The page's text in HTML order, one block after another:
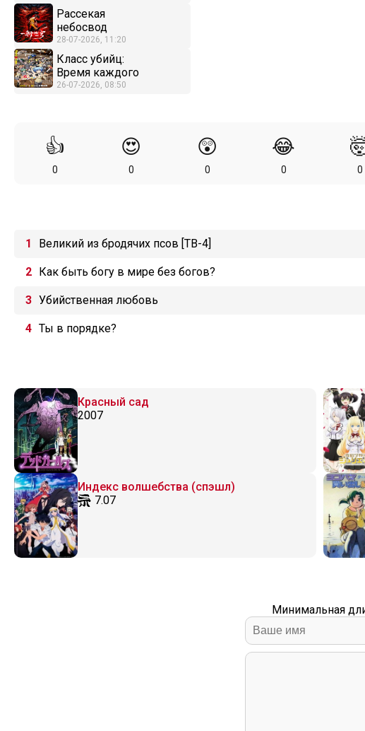
Рассекая
небосвод
28-07-2026, 11:20
Класс убийц:
Время каждого
26-07-2026, 08:50
👍
0
😍
0
😲
0
😂
0 0
Великий из бродячих псов [ТВ-4]
Как быть богу в мире без богов?
Убийственная любовь
Ты в порядке?
Красный сад
2007
Индекс волшебства (спэшл)
7.07
Минимальная